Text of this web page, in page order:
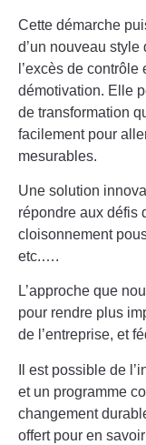
Cette démarche
d’un nouveau
l’excès de contrôle
démotivation. Elle
de transformation
facilement pour
mesurables.
Une solution
répondre aux défis
cloisonnement
etc.….
L’approche que
pour rendre plus
de l’entreprise, et
Il est possible de
et un programme
changement
offert pour en